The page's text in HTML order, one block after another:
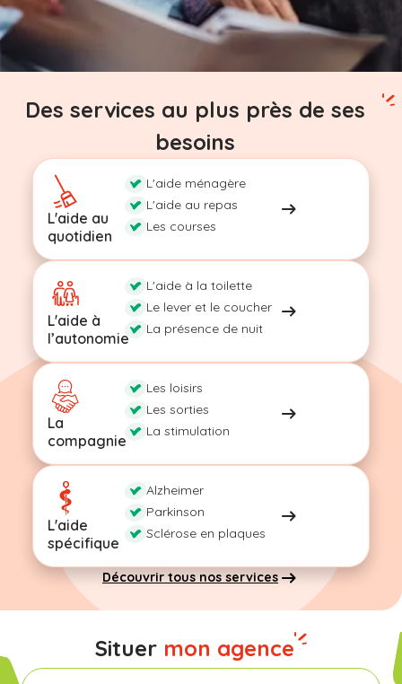
Des services au plus près de ses
besoins
L'aide au
quotidien
L'aide ménagère
L'aide au repas
Les courses
L'aide à
l’autonomie
L'aide à la toilette
Le lever et le coucher
La présence de nuit
La
compagnie
Les loisirs
Les sorties
La stimulation
L'aide
spécifique
Alzheimer
Parkinson
Sclérose en plaques
Découvrir tous nos services
Situer mon agence